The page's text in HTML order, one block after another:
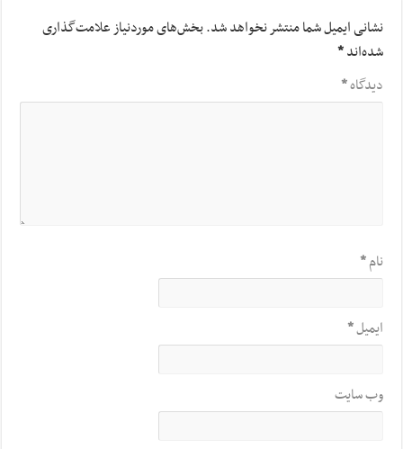
نشانی ایمیل شما منتشر نخواهد شد.بخش‌های موردنیاز علامت‌گذاری
شده‌اند*
دیدگاه*
نام*
ایمیل*
وب‌ سایت